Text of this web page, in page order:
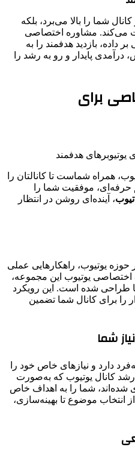
کانال شما را بالا می‌برد، بلکه
می‌کند. مشاوره اختصاصی
داده، بازدید هدفمند را به
پایدار و رو به رشد را
برای
همراه شماست تا کانالتان را
حرفه‌ای، موفقیت شما را
، آینده‌ای روشن در انتظار
حوزه یوتیوب، راهکارهایی عملی
اختصاصی یوتیوب این مجموعه،
طراحی شده است. این رویکرد
را برای کانال شما تضمین
شما
دارد و نیازهای خاص خود را
رشد کانال یوتیوب که به‌صورت
شما را به اهداف خاص
انتخاب موضوع تا بهینه‌سازی،